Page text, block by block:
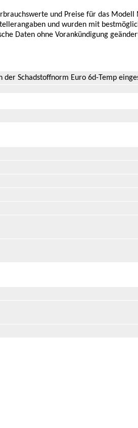
und Preise für das Modell
und wurden mit
Daten ohne Vorankündigung
Schadstoffnorm Euro 6d-Temp